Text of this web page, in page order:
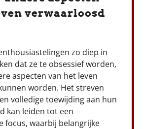
verwaarloosd
zo diep in
dat ze te obsessief worden,
aspecten van het leven
worden. Het streven
volledige toewijding aan hun
kan leiden tot een
focus, waarbij belangrijke